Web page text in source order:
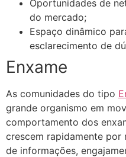
Oportunidades de
do mercado;
Espaço dinâmico
esclarecimento de
Enxame
As comunidades do tipo
grande organismo em
comportamento dos
crescem rapidamente
de informações,